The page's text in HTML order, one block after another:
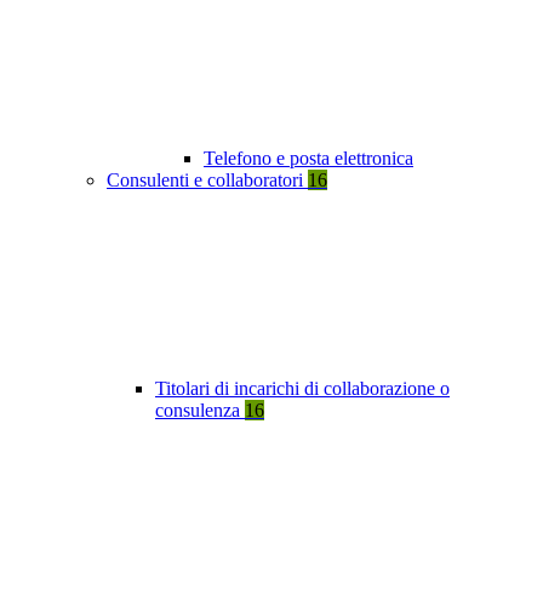
Telefono e posta elettronica
Consulenti e collaboratori 16
Titolari di incarichi di collaborazione o
consulenza 16